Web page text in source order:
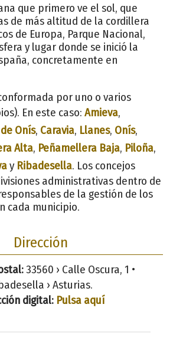
que primero ve el sol, que
de más altitud de la cordillera
de Europa, Parque Nacional,
y lugar donde se inició la
concretamente en
por uno o varios
En este caso: Amieva,
Onís, Caravia, Llanes, Onís,
Alta, Peñamellera Baja, Piloña,
y Ribadesella. Los concejos
administrativas dentro de
de la gestión de los
cada municipio.
Dirección
33560 › Calle Oscura, 1 •
› Asturias.
digital: Pulsa aquí